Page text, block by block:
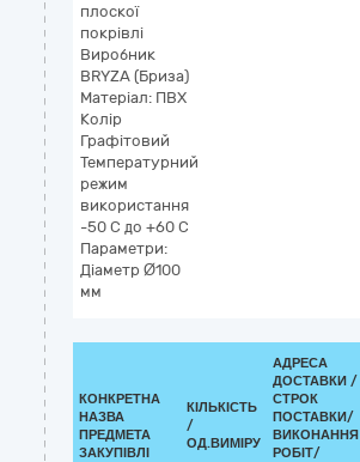
плоскої
покрівлі
Виробник
BRYZA (Бриза)
Матеріал: ПВХ
Колір
Графітовий
Температурний
режим
використання
-50 С до +60 С
Параметри:
Діаметр Ø100
мм
КОНКРЕТНА
НАЗВА
ПРЕДМЕТА
ЗАКУПІВЛІ
КІЛЬКІСТЬ
/
ОД.ВИМІРУ
АДРЕСА
ДОСТАВКИ /
СТРОК
ПОСТАВКИ/
ВИКОНАННЯ
РОБІТ/